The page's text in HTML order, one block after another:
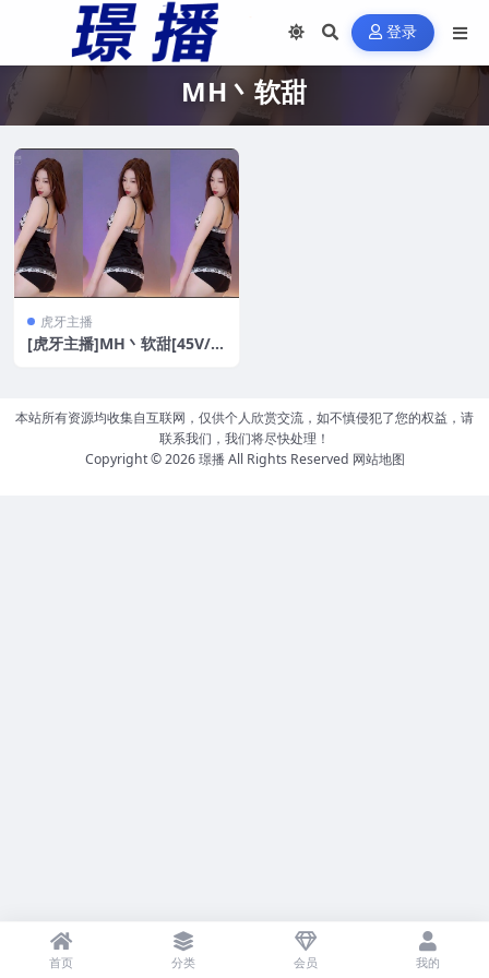
登录
MH丶软甜
虎牙主播
[虎牙主播]MH丶软甜[45V/8.
本站所有资源均收集自互联网，仅供个人欣赏交流，如不慎侵犯了您的权益，请
联系我们，我们将尽快处理！
Copyright © 2026璟播All Rights Reserved 网站地图
首页 分类 会员 我的